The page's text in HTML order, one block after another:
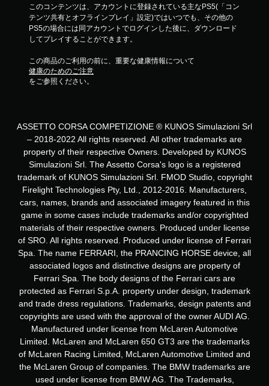
このコンテンツは、アカウントに登録されている主なPS5(「コン
テンツ共有とオフラインプレイ」設定)ではいつでも、その他の
PS5の場合には同アカウントでログインした後に、ダウンロード
してプレイすることができます。
この商品のご利用の前に、重要な健康情報について
健康のためのご注意
をご参照ください。
ASSETTO CORSA COMPETIZIONE ® KUNOS Simulazioni Srl
– 2018-2022 All rights reserved. All other trademarks are
property of their respective Owners. Developed by KUNOS
Simulazioni Srl. The Assetto Corsa's logo is a registered
trademark of KUNOS Simulazioni Srl. FMOD Studio, copyright
Firelight Technologies Pty, Ltd., 2012-2016. Manufacturers,
cars, names, brands and associated imagery featured in this
game in some cases include trademarks and/or copyrighted
materials of their respective owners. Produced under license
of SRO. All rights reserved. Produced under license of Ferrari
Spa. The name FERRARI, the PRANCING HORSE device, all
associated logos and distinctive designs are property of
Ferrari Spa. The body designs of the Ferrari cars are
protected as Ferrari S.p.A. property under design, trademark
and trade dress regulations. Trademarks, design patents and
copyrights are used with the approval of the owner AUDI AG.
Manufactured under license from McLaren Automotive
Limited. McLaren and McLaren 650 GT3 are the trademarks
of McLaren Racing Limited, McLaren Automotive Limited and
the McLaren Group of companies. The BMW trademarks are
used under license from BMW AG. The Trademarks,